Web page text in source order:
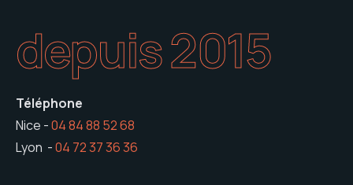
depuis 2015
Téléphone
Nice -04 84 88 52 68
Lyon -04 72 37 36 36